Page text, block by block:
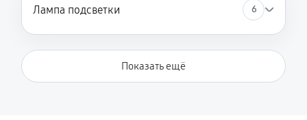
Лампа подсветки 6
Показать ещё